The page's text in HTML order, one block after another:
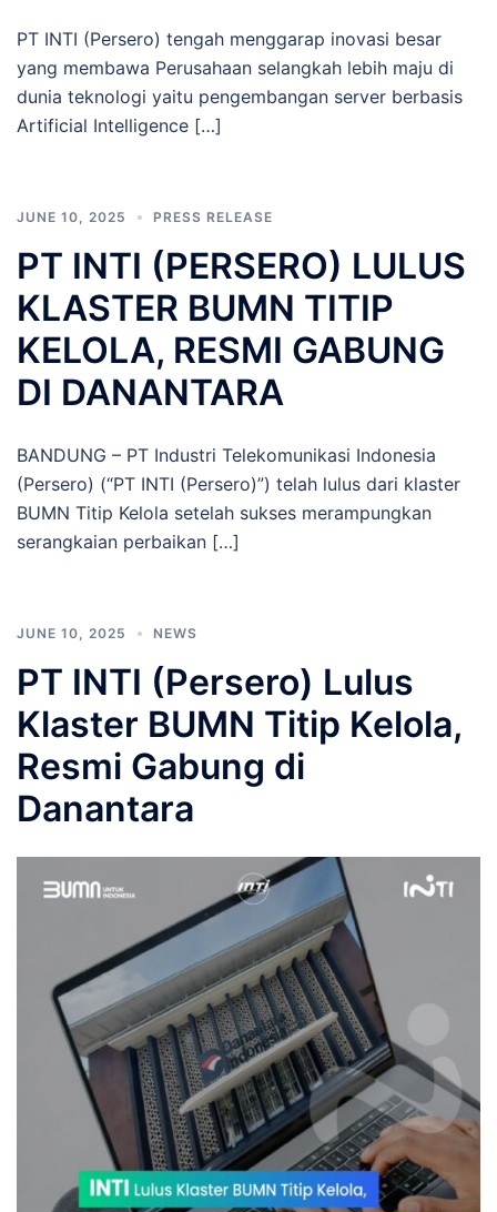
PT INTI (Persero) tengah menggarap inovasi besar
yang membawa Perusahaan selangkah lebih maju di
dunia teknologi yaitu pengembangan server berbasis
Artificial Intelligence […]
JUNE 10, 2025 PRESS RELEASE
PT INTI (PERSERO) LULUS
KLASTER BUMN TITIP
KELOLA, RESMI GABUNG
DI DANANTARA
BANDUNG – PT Industri Telekomunikasi Indonesia
(Persero) (“PT INTI (Persero)”) telah lulus dari klaster
BUMN Titip Kelola setelah sukses merampungkan
serangkaian perbaikan […]
JUNE 10, 2025 NEWS
PT INTI (Persero) Lulus
Klaster BUMN Titip Kelola,
Resmi Gabung di
Danantara